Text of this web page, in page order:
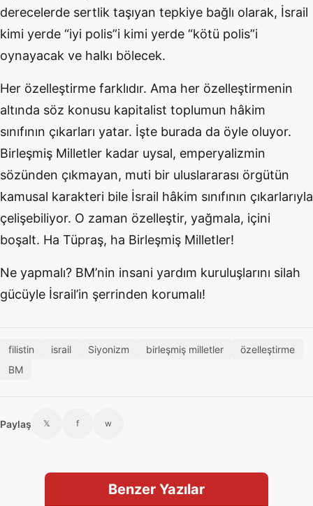
derecelerde sertlik taşıyan tepkiye bağlı olarak, İsrail
kimi yerde “iyi polis”i kimi yerde “kötü polis”i
oynayacak ve halkı bölecek.
Her özelleştirme farklıdır. Ama her özelleştirmenin
altında söz konusu kapitalist toplumun hâkim
sınıfının çıkarları yatar. İşte burada da öyle oluyor.
Birleşmiş Milletler kadar uysal, emperyalizmin
sözünden çıkmayan, muti bir uluslararası örgütün
kamusal karakteri bile İsrail hâkim sınıfının çıkarlarıyla
çelişebiliyor. O zaman özelleştir, yağmala, içini
boşalt. Ha Tüpraş, ha Birleşmiş Milletler!
Ne yapmalı? BM’nin insani yardım kuruluşlarını silah
gücüyle İsrail’in şerrinden korumalı!
filistin israil Siyonizm birleşmiş milletler
özelleştirme
BM
Paylaş 𝕏 f w
Benzer Yazılar